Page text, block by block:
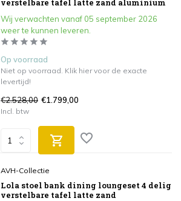
verstelbare tafel latte zand aluminium
Wij verwachten vanaf 05 september 2026
weer te kunnen leveren.
Op voorraad
Niet op voorraad. Klik hier voor de exacte
levertijd!
€2.528,00 €1.799,00
Incl. btw
AVH-Collectie
Lola stoel bank dining loungeset 4 delig
verstelbare tafel latte zand